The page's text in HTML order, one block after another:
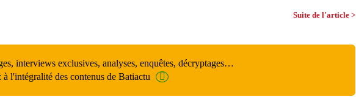
Suite de l'article >
interviews exclusives, analyses, enquêtes, décryptages…
à l'intégralité des contenus de Batiactu